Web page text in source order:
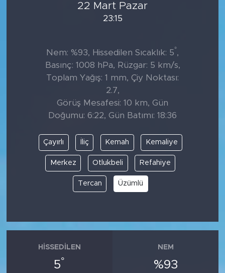
22 Mart Pazar
23:15
Nem: %93, Hissedilen Sıcaklık: 5°,
Basınç: 1008 hPa, Rüzgar: 5 km/s,
Toplam Yağış: 1 mm, Çiy Noktası:
2.7,
Görüş Mesafesi: 10 km, Gün
Doğumu: 6:22, Gün Batımı: 18:36
Çayırlı İliç Kemah Kemaliye
Merkez Otlukbeli Refahiye
Tercan Üzümlü
HISSEDILEN
5°
NEM
%93